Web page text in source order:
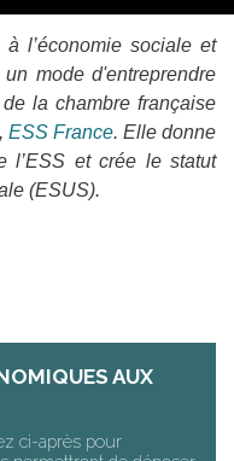
l’économie sociale et
mode d'entreprendre
la chambre française
ESS France. Elle donne
l’ESS et crée le statut
(ESUS).
AUX
ci-après pour